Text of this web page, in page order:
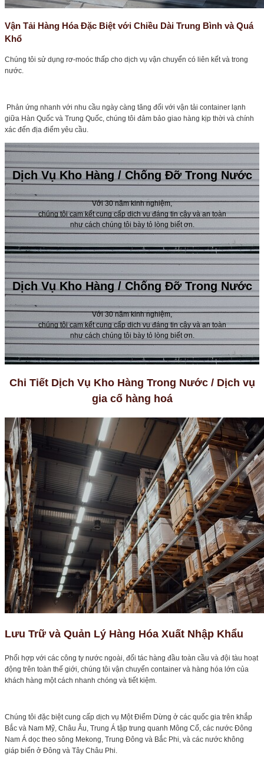
Vận Tải Hàng Hóa Đặc Biệt với Chiều Dài Trung Bình và Quá
Khổ
Chúng tôi sử dụng rơ-moóc thấp cho dịch vụ vận chuyển có liên kết và trong
nước.
Phản ứng nhanh với nhu cầu ngày càng tăng đối với vận tải container lạnh
giữa Hàn Quốc và Trung Quốc, chúng tôi đảm bảo giao hàng kịp thời và chính
xác đến địa điểm yêu cầu.
Dịch Vụ Kho Hàng / Chống Đỡ Trong Nước
Với 30 năm kinh nghiệm,
chúng tôi cam kết cung cấp dịch vụ đáng tin cậy và an toàn
như cách chúng tôi bày tỏ lòng biết ơn.
Dịch Vụ Kho Hàng / Chống Đỡ Trong Nước
Với 30 năm kinh nghiệm,
chúng tôi cam kết cung cấp dịch vụ đáng tin cậy và an toàn
như cách chúng tôi bày tỏ lòng biết ơn.
Chi Tiết Dịch Vụ Kho Hàng Trong Nước / Dịch vụ
gia cố hàng hoá
Lưu Trữ và Quản Lý Hàng Hóa Xuất Nhập Khẩu
Phối hợp với các công ty nước ngoài, đối tác hàng đầu toàn cầu và đội tàu hoạt
động trên toàn thế giới, chúng tôi vận chuyển container và hàng hóa lớn của
khách hàng một cách nhanh chóng và tiết kiệm.
Chúng tôi đặc biệt cung cấp dịch vụ Một Điểm Dừng ở các quốc gia trên khắp
Bắc và Nam Mỹ, Châu Âu, Trung Á tập trung quanh Mông Cổ, các nước Đông
Nam Á dọc theo sông Mekong, Trung Đông và Bắc Phi, và các nước không
giáp biển ở Đông và Tây Châu Phi.